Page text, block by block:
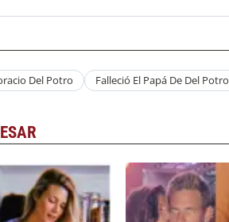
Del Potro Falleció El Papá De Del Potro